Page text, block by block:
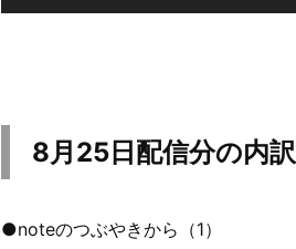
声
ー
8月25日配信分の内訳
●noteのつぶやきから（1）